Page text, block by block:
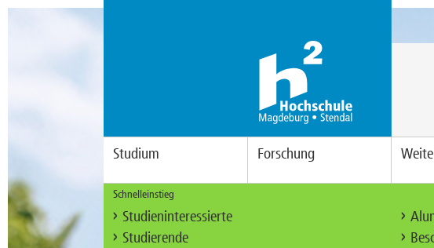
Studium Forschung
Schnelleinstieg
Studieninteressierte
Studierende